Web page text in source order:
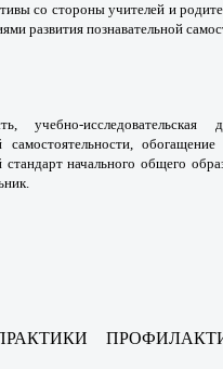
со стороныучителей и
развития познавательной
учебно-исследовательская
самостоятельности,
стандарт начального общего